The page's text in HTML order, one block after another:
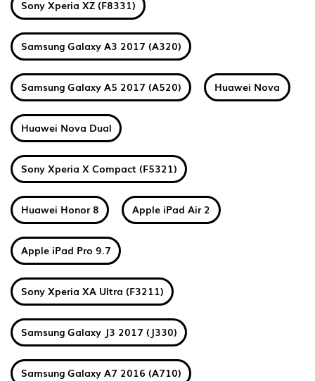
Sony Xperia XZ (F8331)
Samsung Galaxy A3 2017 (A320)
Samsung Galaxy A5 2017 (A520) Huawei Nova
Huawei Nova Dual
Sony Xperia X Compact (F5321)
Huawei Honor 8 Apple iPad Air 2
Apple iPad Pro 9.7
Sony Xperia XA Ultra (F3211)
Samsung Galaxy J3 2017 (J330)
Samsung Galaxy A7 2016 (A710)